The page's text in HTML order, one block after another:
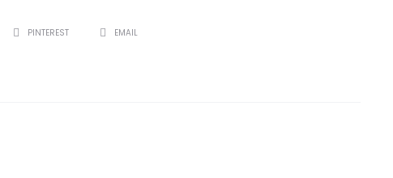
PINTEREST EMAIL